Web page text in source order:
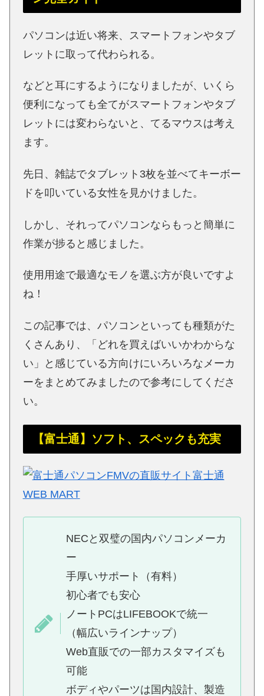
パソコンは近い将来、スマートフォンやタブ
レットに取って代わられる。
などと耳にするようになりましたが、いくら
便利になっても全てがスマートフォンやタブ
レットには変わらないと、てるマウスは考え
ます。
先日、雑誌でタブレット3枚を並べてキーボー
ドを叩いている女性を見かけました。
しかし、それってパソコンならもっと簡単に
作業が捗ると感じました。
使用用途で最適なモノを選ぶ方が良いですよ
ね！
この記事では、パソコンといっても種類がた
くさんあり、「どれを買えばいいかわからな
い」と感じている方向けにいろいろなメーカ
ーをまとめてみましたので参考にしてくださ
い。
【富士通】ソフト、スペックも充実
NECと双璧の国内パソコンメーカ
ー
手厚いサポート（有料）
初心者でも安心
ノートPCはLIFEBOOKで統一
（幅広いラインナップ）
Web直販での一部カスタマイズも
可能
ボディやパーツは国内設計、製造